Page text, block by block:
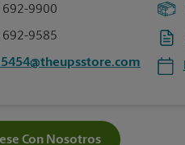
692-9900
692-9585
Con Nosotros